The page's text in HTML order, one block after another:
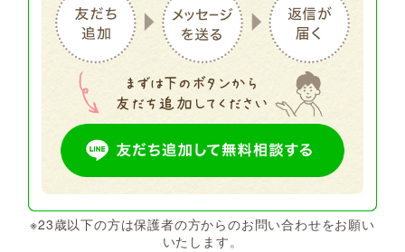
※23歳以下の方は保護者の方からのお問い合わせをお願い
いたします。